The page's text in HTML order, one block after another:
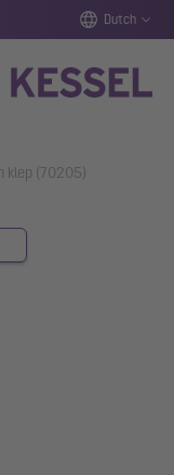
Dutch
klep (70205)